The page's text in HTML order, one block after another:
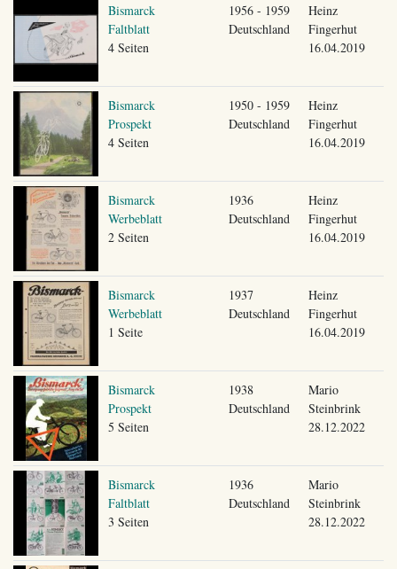
Bismarck
Faltblatt
4 Seiten
1956 - 1959
Deutschland
Heinz
Fingerhut
16.04.2019
Bismarck
Prospekt
4 Seiten
1950 - 1959
Deutschland
Heinz
Fingerhut
16.04.2019
Bismarck
Werbeblatt
2 Seiten
1936
Deutschland
Heinz
Fingerhut
16.04.2019
Bismarck
Werbeblatt
1 Seite
1937
Deutschland
Heinz
Fingerhut
16.04.2019
Bismarck
Prospekt
5 Seiten
1938
Deutschland
Mario
Steinbrink
28.12.2022
Bismarck
Faltblatt
3 Seiten
1936
Deutschland
Mario
Steinbrink
28.12.2022